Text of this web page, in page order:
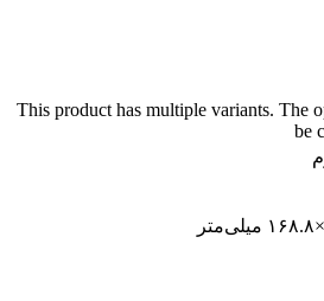
This product has multiple variants. The
be